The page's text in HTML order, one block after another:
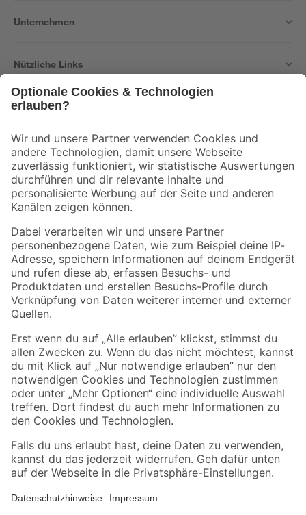
Unternehmen
Nützliche Links
Der toom Newsletter: Keine Angebote und Aktionen mehr verpassen!
Zur Newsletter Anmeldung
Folge uns
Zahlungsarten Versandarten
Sicher einkaufen
Jetzt die toom-App herunterladen
Alle Preisangaben in EUR inkl. gesetzl. MwSt.. Die dargestellten Angebote sind unter
Umständen nicht in allen Märkten verfügbar. Die angegebenen Verfügbarkeiten beziehen
Produkte nur solange der Vorrat reicht.
*Paketversand ab 59 € versandkostenfrei, gilt nicht für Artikel mit Speditionsversand, hier